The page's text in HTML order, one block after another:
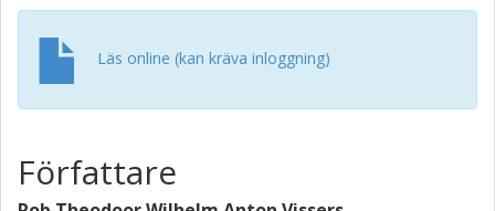
Läs online (kan kräva inloggning)
Författare